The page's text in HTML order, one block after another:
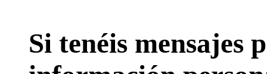
Si tenéis mensajes